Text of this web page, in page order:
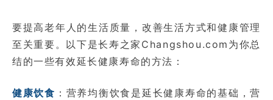
要提高老年人的生活质量，改善生活方式和健康管理
至关重要。以下是长寿之家Changshou.com为你总
结的一些有效延长健康寿命的方法：
健康饮食 ：营养均衡饮食是延长健康寿命的基础，营